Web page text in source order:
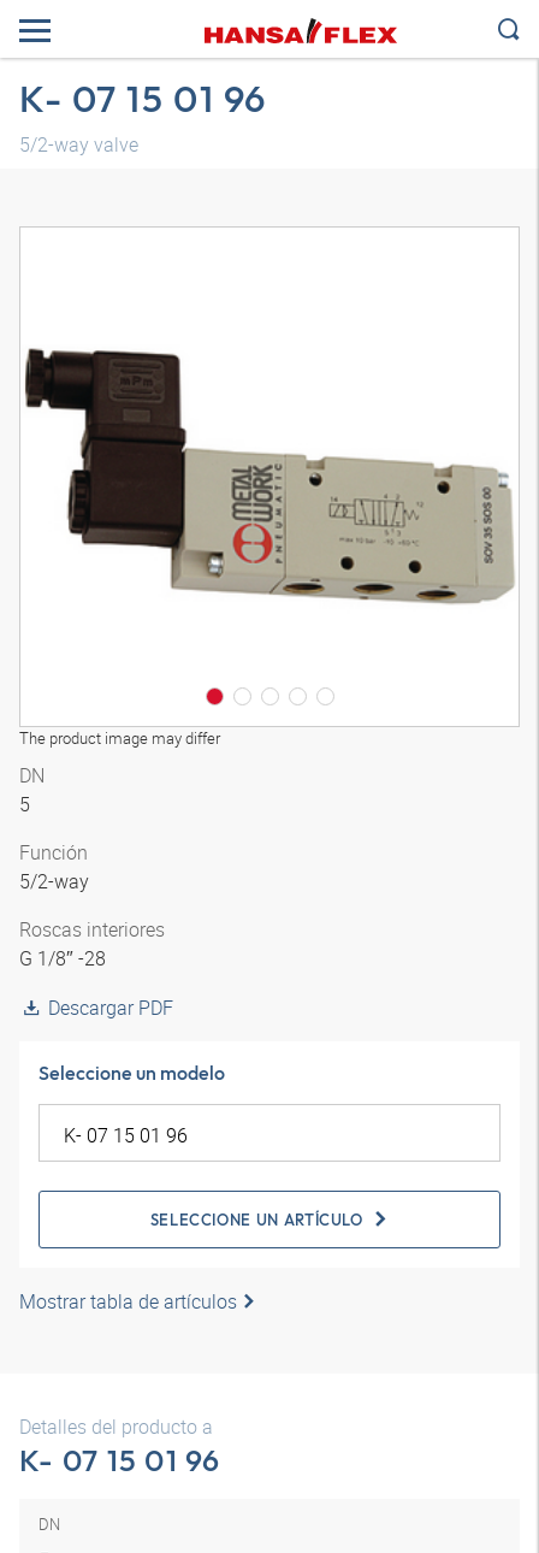
K- 07 15 01 96
5/2-way valve
The product image may differ
Modelo 3D
DN
5
Función
5/2-way
Roscas interiores
G 1/8″ -28
Descargar PDF
Seleccione un modelo
SELECCIONE UN ARTÍCULO
Mostrar tabla de artículos
Detalles del producto a
K- 07 15 01 96
DN